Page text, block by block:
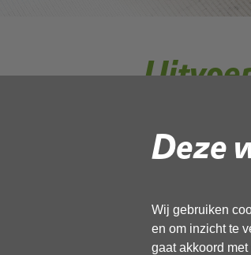
Deze
Wij gebruiken
en om inzicht te
gaat akkoord
Bij verschillende
bodemonderzoek
voordat er
Wanneer